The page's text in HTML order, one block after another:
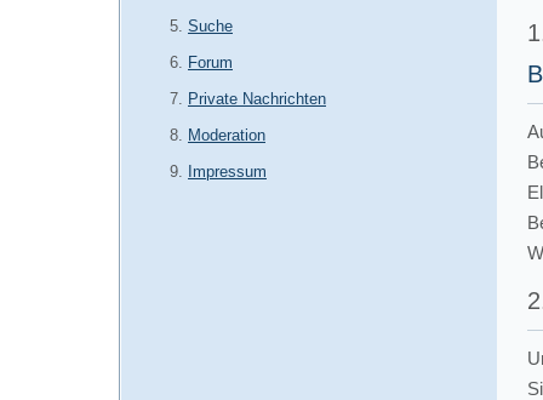
Suche
Forum
Private Nachrichten
Moderation
Impressum